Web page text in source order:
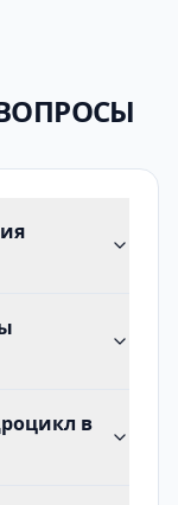
в